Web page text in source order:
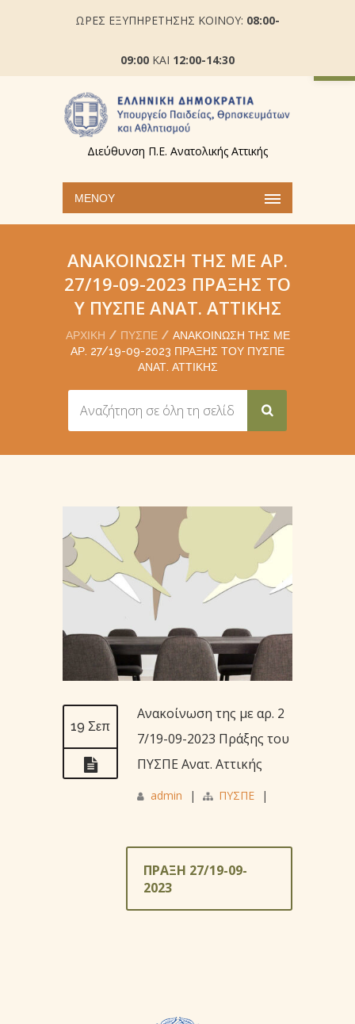
ΩΡΕΣ ΕΞΥΠΗΡΕΤΗΣΗΣ ΚΟΙΝΟΥ: 08:00-
09:00 ΚΑΙ 12:00-14:30
Διεύθυνση Π.Ε. Ανατολικής Αττικής
ΜΕΝΟΎ
ΑΝΑΚΟΊΝΩΣΗ ΤΗΣ ΜΕ ΑΡ.
27/19-09-2023 ΠΡΆΞΗΣ ΤΟ
Υ ΠΥΣΠΕ ΑΝΑΤ. ΑΤΤΙΚΉΣ
ΑΡΧΙΚΉ ΠΥΣΠΕ
ΑΝΑΚΟΊΝΩΣΗ ΤΗΣ ΜΕ
ΑΡ. 27/19-09-2023 ΠΡΆΞΗΣ ΤΟΥ ΠΥΣΠΕ
ΑΝΑΤ. ΑΤΤΙΚΉΣ
19 Σεπ
Ανακοίνωση της με αρ. 2
7/19-09-2023 Πράξης του
ΠΥΣΠΕ Ανατ. Αττικής
admin | ΠΥΣΠΕ |
ΠΡΑΞΗ 27/19-09-
2023